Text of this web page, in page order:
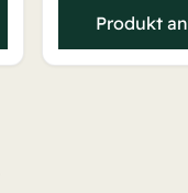
Produkt